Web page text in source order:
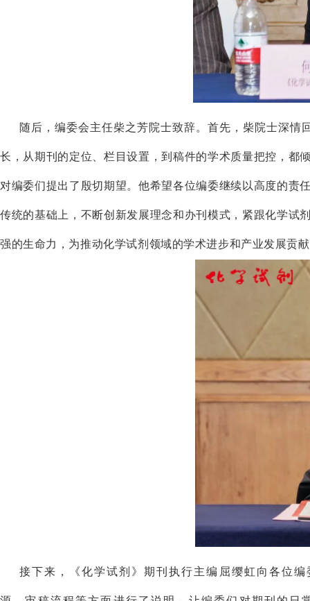
随后，编委会主任柴之芳院士致辞。首先，柴院士深
长，从期刊的定位、栏目设置，到稿件的学术质量把控，都
对编委们提出了殷切期望。他希望各位编委继续以高度的责
传统的基础上，不断创新发展理念和办刊模式，紧跟化学试
强的生命力，为推动化学试剂领域的学术进步和产业发展贡
接下来，《化学试剂》期刊执行主编屈缨虹向各位